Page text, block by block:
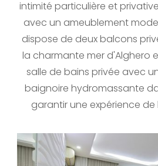
intimité particulière et
avec un ameublement
dispose de deux balcons
la charmante mer d'Alghero
salle de bains privée avec
baignoire hydromassante
garantir une expérience